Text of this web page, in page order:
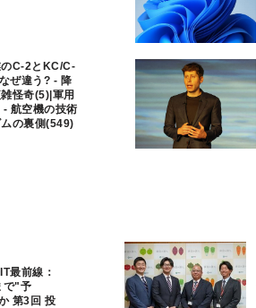
のC-2とKC/C-
ぜ違う? - 降
怪奇(5)|軍用
航空機の技術
の裏側(549)
で"予
第3回 投